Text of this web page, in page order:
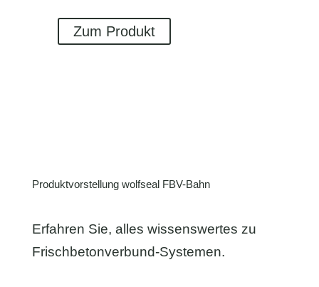
Zum Produkt
Produktvorstellung wolfseal FBV-Bahn
Erfahren Sie, alles wissenswertes zu
Frischbetonverbund-Systemen.